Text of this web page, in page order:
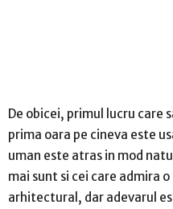
De obicei, primul lucru care
prima oara pe cineva este
uman este atras in mod
mai sunt si cei care admira
arhitectural, dar adevarul